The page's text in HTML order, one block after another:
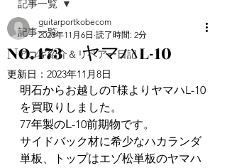
記事一覧
アコギ紹介＆リペアー日記
記事一覧
NO.473 ヤマハL-10
guitarportkobecom
2023年11月6日 読了時間: 2分
更新日： 2023年11月8日
明石からお越しのT様よりヤマハL-10
を買取りしました。
77年製のⅬ-10前期物です。
サイドバック材に希少なハカランダ
単板、トップはエゾ松単板のヤマハ